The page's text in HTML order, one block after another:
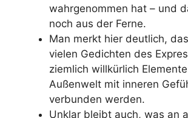
wahrgenommen hat – und
noch aus der Ferne.
Man merkt hier deutlich,
vielen Gedichten des
ziemlich willkürlich
Außenwelt mit inneren
verbunden werden.
Unklar bleibt auch, was an